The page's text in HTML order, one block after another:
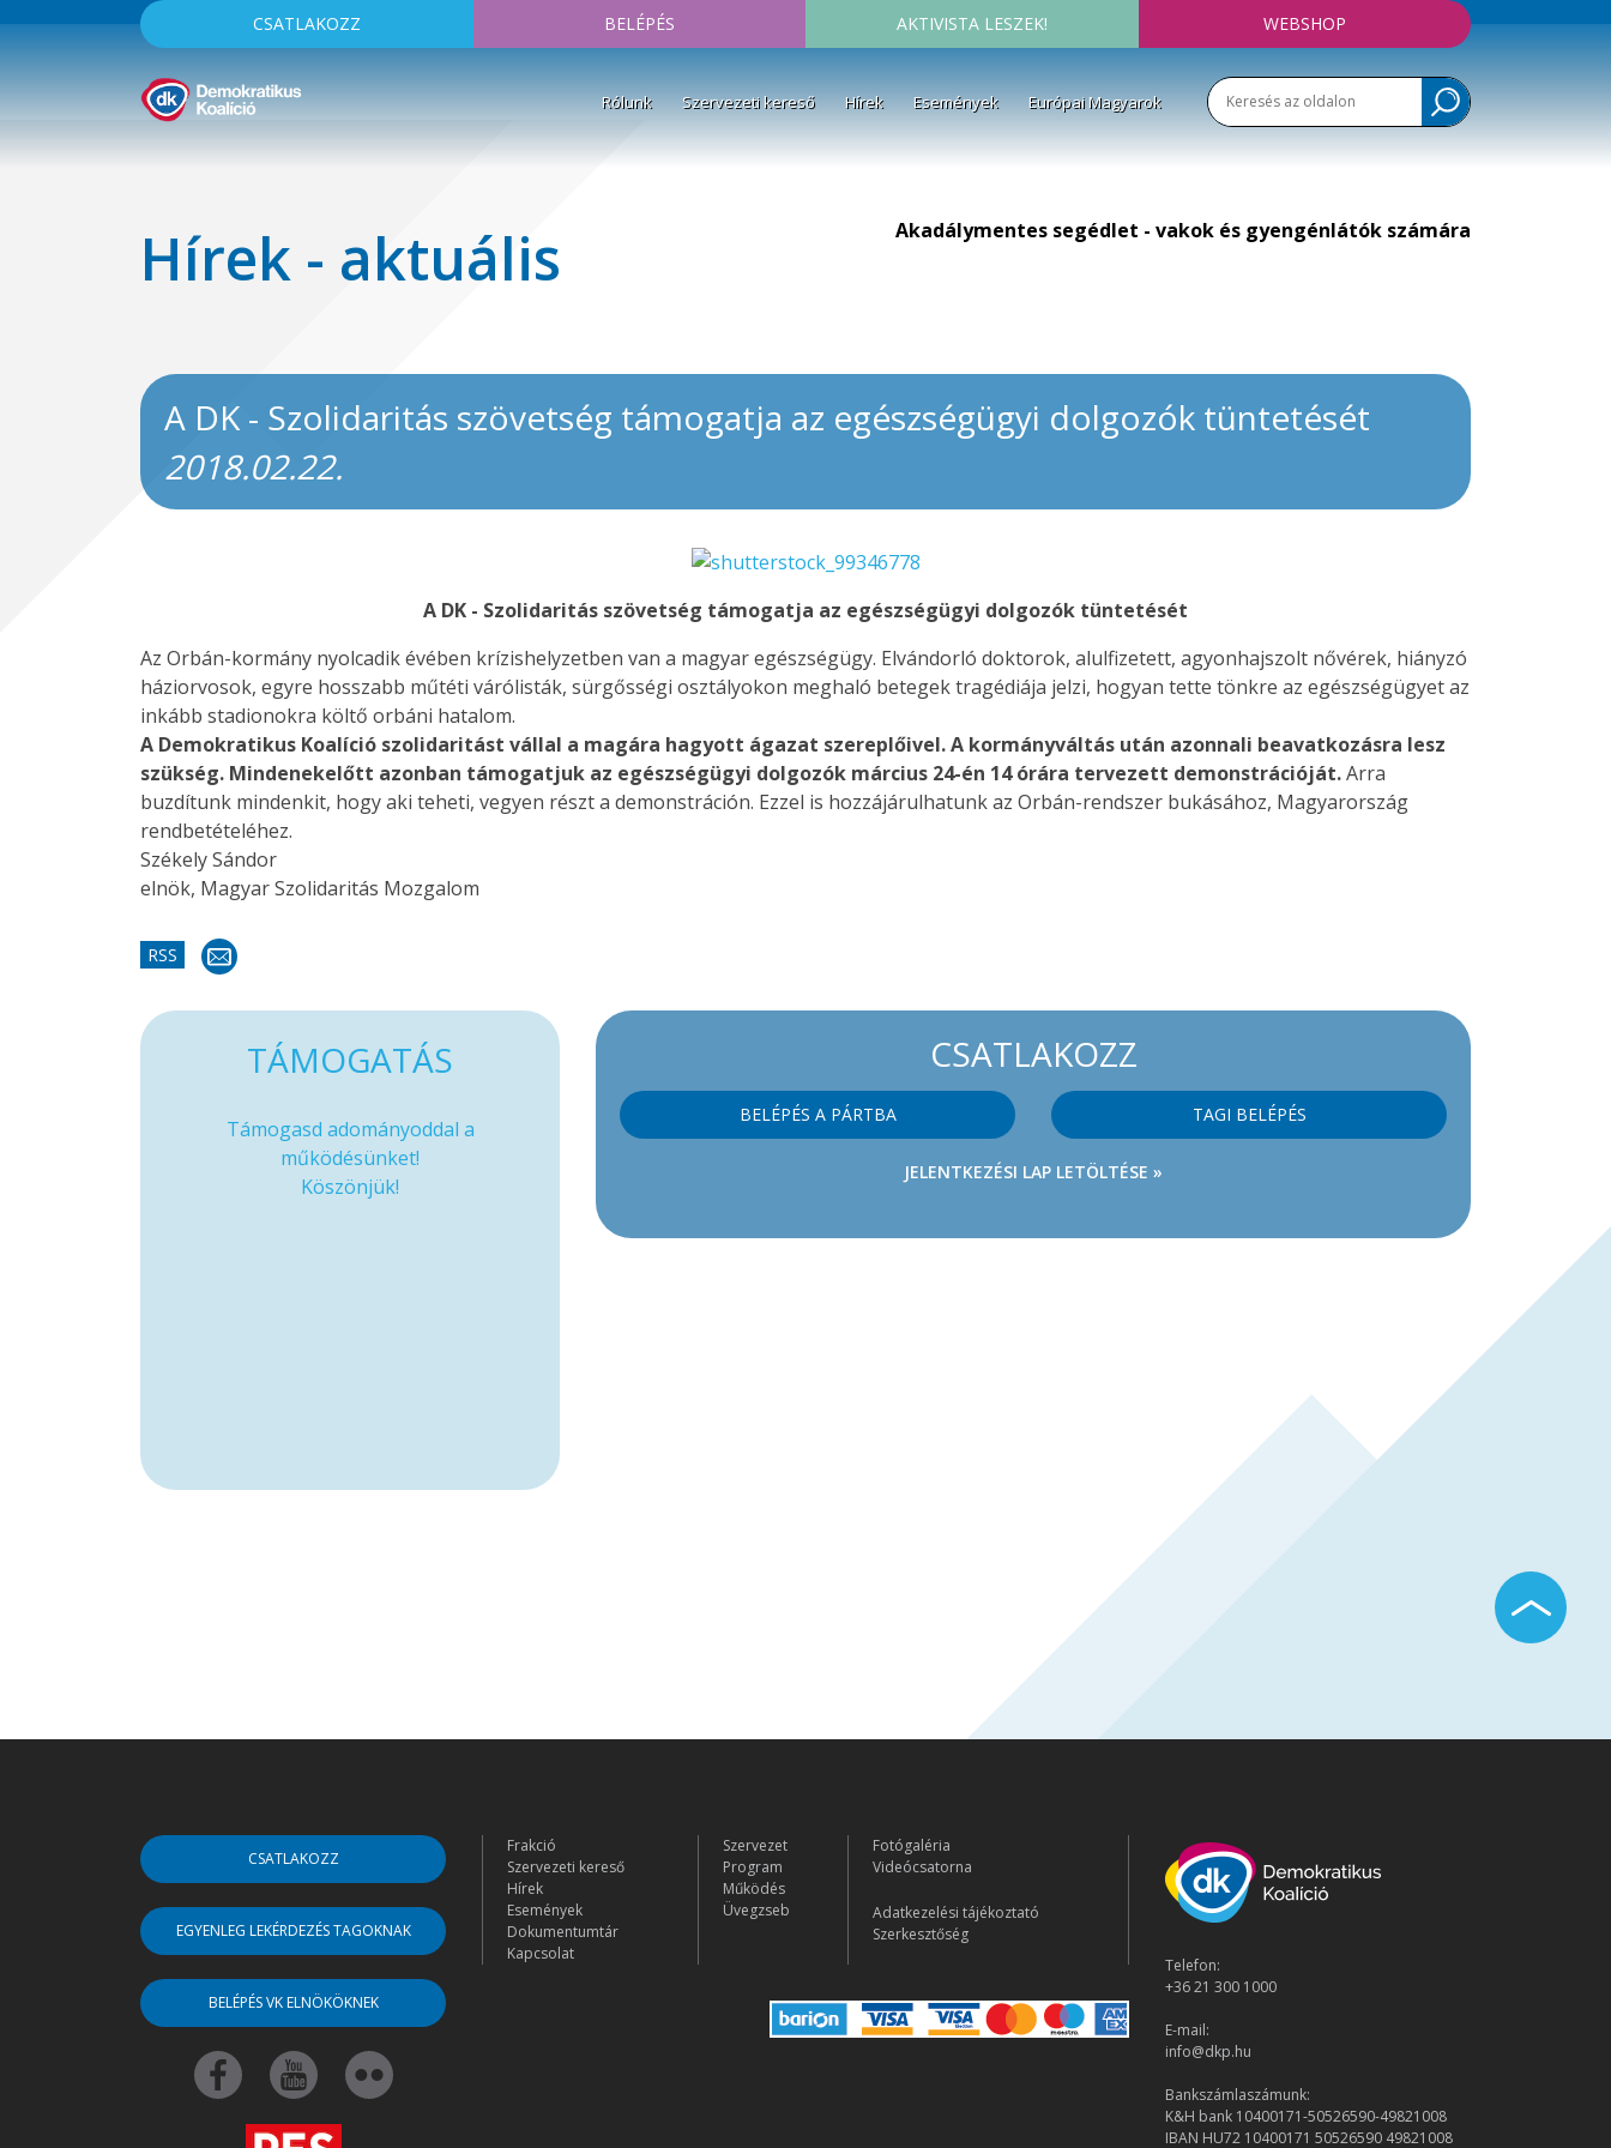
CSATLAKOZZ BELÉPÉS AKTIVISTA LESZEK! WEBSHOP
Rólunk Szervezeti kereső Hírek Események Európai Magyarok
Hírek - aktuális Akadálymentes segédlet - vakok és gyengénlátók számára
A DK - Szolidaritás szövetség támogatja az egészségügyi dolgozók tüntetését
2018.02.22.
A DK - Szolidaritás szövetség támogatja az egészségügyi dolgozók tüntetését
Az Orbán-kormány nyolcadik évében krízishelyzetben van a magyar egészségügy. Elvándorló doktorok, alulfizetett, agyonhajszolt nővérek, hiányzó
háziorvosok, egyre hosszabb műtéti várólisták, sürgősségi osztályokon meghaló betegek tragédiája jelzi, hogyan tette tönkre az egészségügyet az
inkább stadionokra költő orbáni hatalom.
A Demokratikus Koalíció szolidaritást vállal a magára hagyott ágazat szereplőivel. A kormányváltás után azonnali beavatkozásra lesz
szükség. Mindenekelőtt azonban támogatjuk az egészségügyi dolgozók március 24-én 14 órára tervezett demonstrációját.Arra
buzdítunk mindenkit, hogy aki teheti, vegyen részt a demonstráción. Ezzel is hozzájárulhatunk az Orbán-rendszer bukásához, Magyarország
rendbetételéhez.
Székely Sándor
elnök, Magyar Szolidaritás Mozgalom
RSS
CSATLAKOZZ
BELÉPÉS A PÁRTBA TAGI BELÉPÉS
JELENTKEZÉSI LAP LETÖLTÉSE »
TÁMOGATÁS
Támogasd adományoddal a
működésünket!
Köszönjük!
CSATLAKOZZ
EGYENLEG LEKÉRDEZÉS TAGOKNAK
BELÉPÉS VK ELNÖKÖKNEK
Frakció
Szervezeti kereső
Hírek
Események
Dokumentumtár
Kapcsolat
Szervezet
Program
Működés
Üvegzseb
Fotógaléria
Videócsatorna
Adatkezelési tájékoztató
Szerkesztőség
Telefon:
+36 21 300 1000
E-mail:
info@dkp.hu
Bankszámlaszámunk:
K&H bank 10400171-50526590-49821008
IBAN HU72 10400171 50526590 49821008